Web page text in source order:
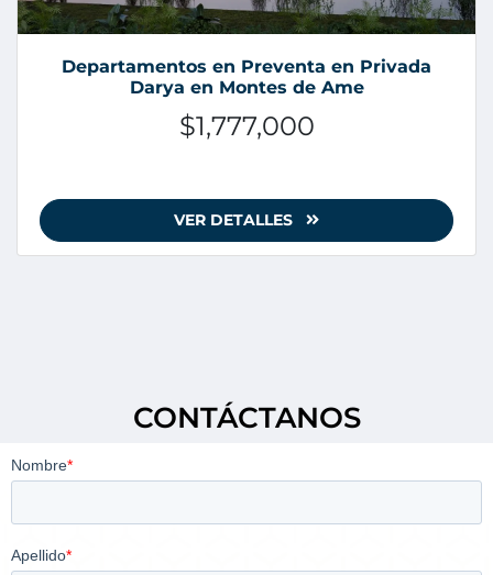
Departamentos en Preventa en Privada
Darya en Montes de Ame
$1,777,000
VER DETALLES
CONTÁCTANOS